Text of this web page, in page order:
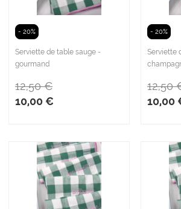
- 20%
Serviette de table sauge -
gourmand
10,00 €
12,50 €
- 20%
Serviette
10,00
12,50